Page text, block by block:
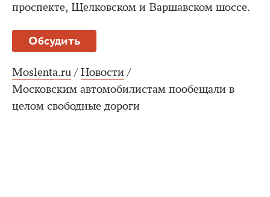
проспекте, Щелковском и Варшавском шоссе.
Обсудить
Moslenta.ru / Новости /
Московским автомобилистам пообещали в
целом свободные дороги